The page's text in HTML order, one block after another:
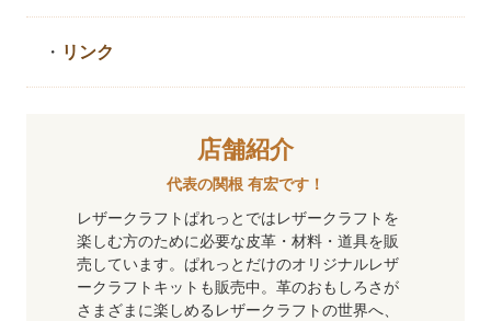
・ リンク
店舗紹介
代表の関根 有宏です！
レザークラフトぱれっとではレザークラフトを
楽しむ方のために必要な皮革・材料・道具を販
売しています。ぱれっとだけのオリジナルレザ
ークラフトキットも販売中。革のおもしろさが
さまざまに楽しめるレザークラフトの世界へ、